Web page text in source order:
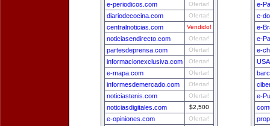
e-periodicos.com Ofertar!
diariodecocina.com Ofertar!
centralnoticias.com Vendido!
noticiasendirecto.com Ofertar!
partesdeprensa.com Ofertar!
informacionexclusiva.com Ofertar!
e-mapa.com Ofertar!
informesdemercado.com Ofertar!
noticiastenis.com Ofertar!
noticiasdigitales.com $2,500
e-opiniones.com Ofertar!
e-
e-
e-
e-
e-
e-